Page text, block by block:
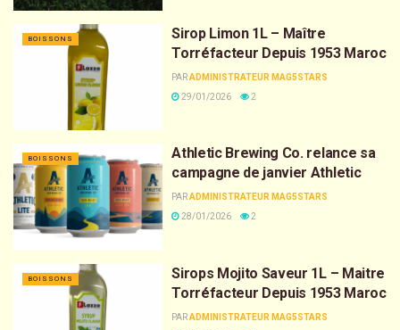
BOISSONS
Sirop Limon 1L – Maître
Torréfacteur Depuis 1953 Maroc
PARADMINISTRATEUR MAG5STARS
29/01/2026
2
BOISSONS
Athletic Brewing Co. relance sa
campagne de janvier Athletic
PARADMINISTRATEUR MAG5STARS
28/01/2026
2
BOISSONS
Sirops Mojito Saveur 1L – Maitre
Torréfacteur Depuis 1953 Maroc
PARADMINISTRATEUR MAG5STARS